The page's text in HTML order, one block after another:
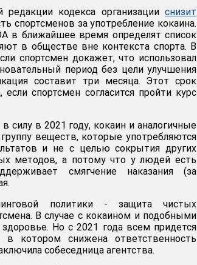
редакции кодекса организации снизит
спортсменов за употребление кокаина.
в ближайшее время определят список
в обществе вне контекста спорта. В
спортсмен докажет, что использовал
период без цели улучшения
составит три месяца. Этот срок
спортсмен согласится пройти курс
силу в 2021 году, кокаин и аналогичные
веществ, которые употребляются
и не с целью сокрытия других
методов, а потому что у людей есть
смягчение наказания (за
политики - защита чистых
В случае с кокаином и подобными
Но с 2021 года всем придется
в котором снижена ответственность
собеседница агентства.